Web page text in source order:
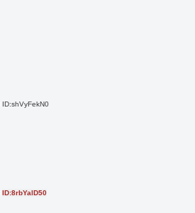
ID:shVyFekN0
ID:8rbYalD50